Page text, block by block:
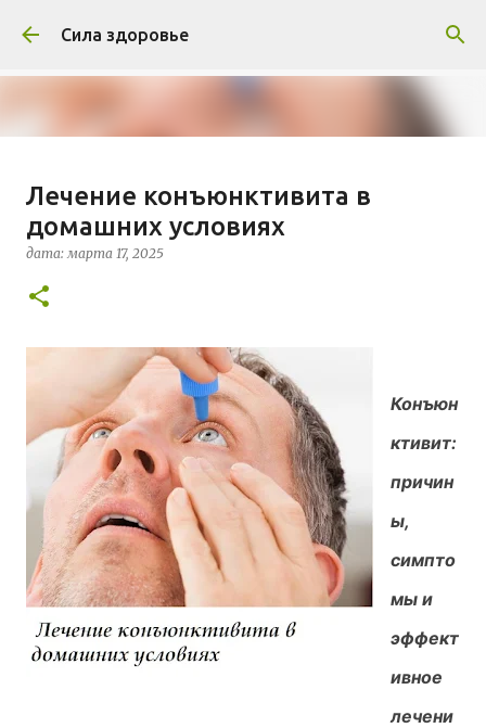
К основному контенту
Сила здоровье
Травник: когда собирать иван-
чай в 2019 году
дата:марта 17, 2025
Лечение конъюнктивита в
домашних условиях
дата:марта 17, 2025
Конъюн
ктивит:
причин
ы,
симпто
мы и
эффект
ивное
лечени